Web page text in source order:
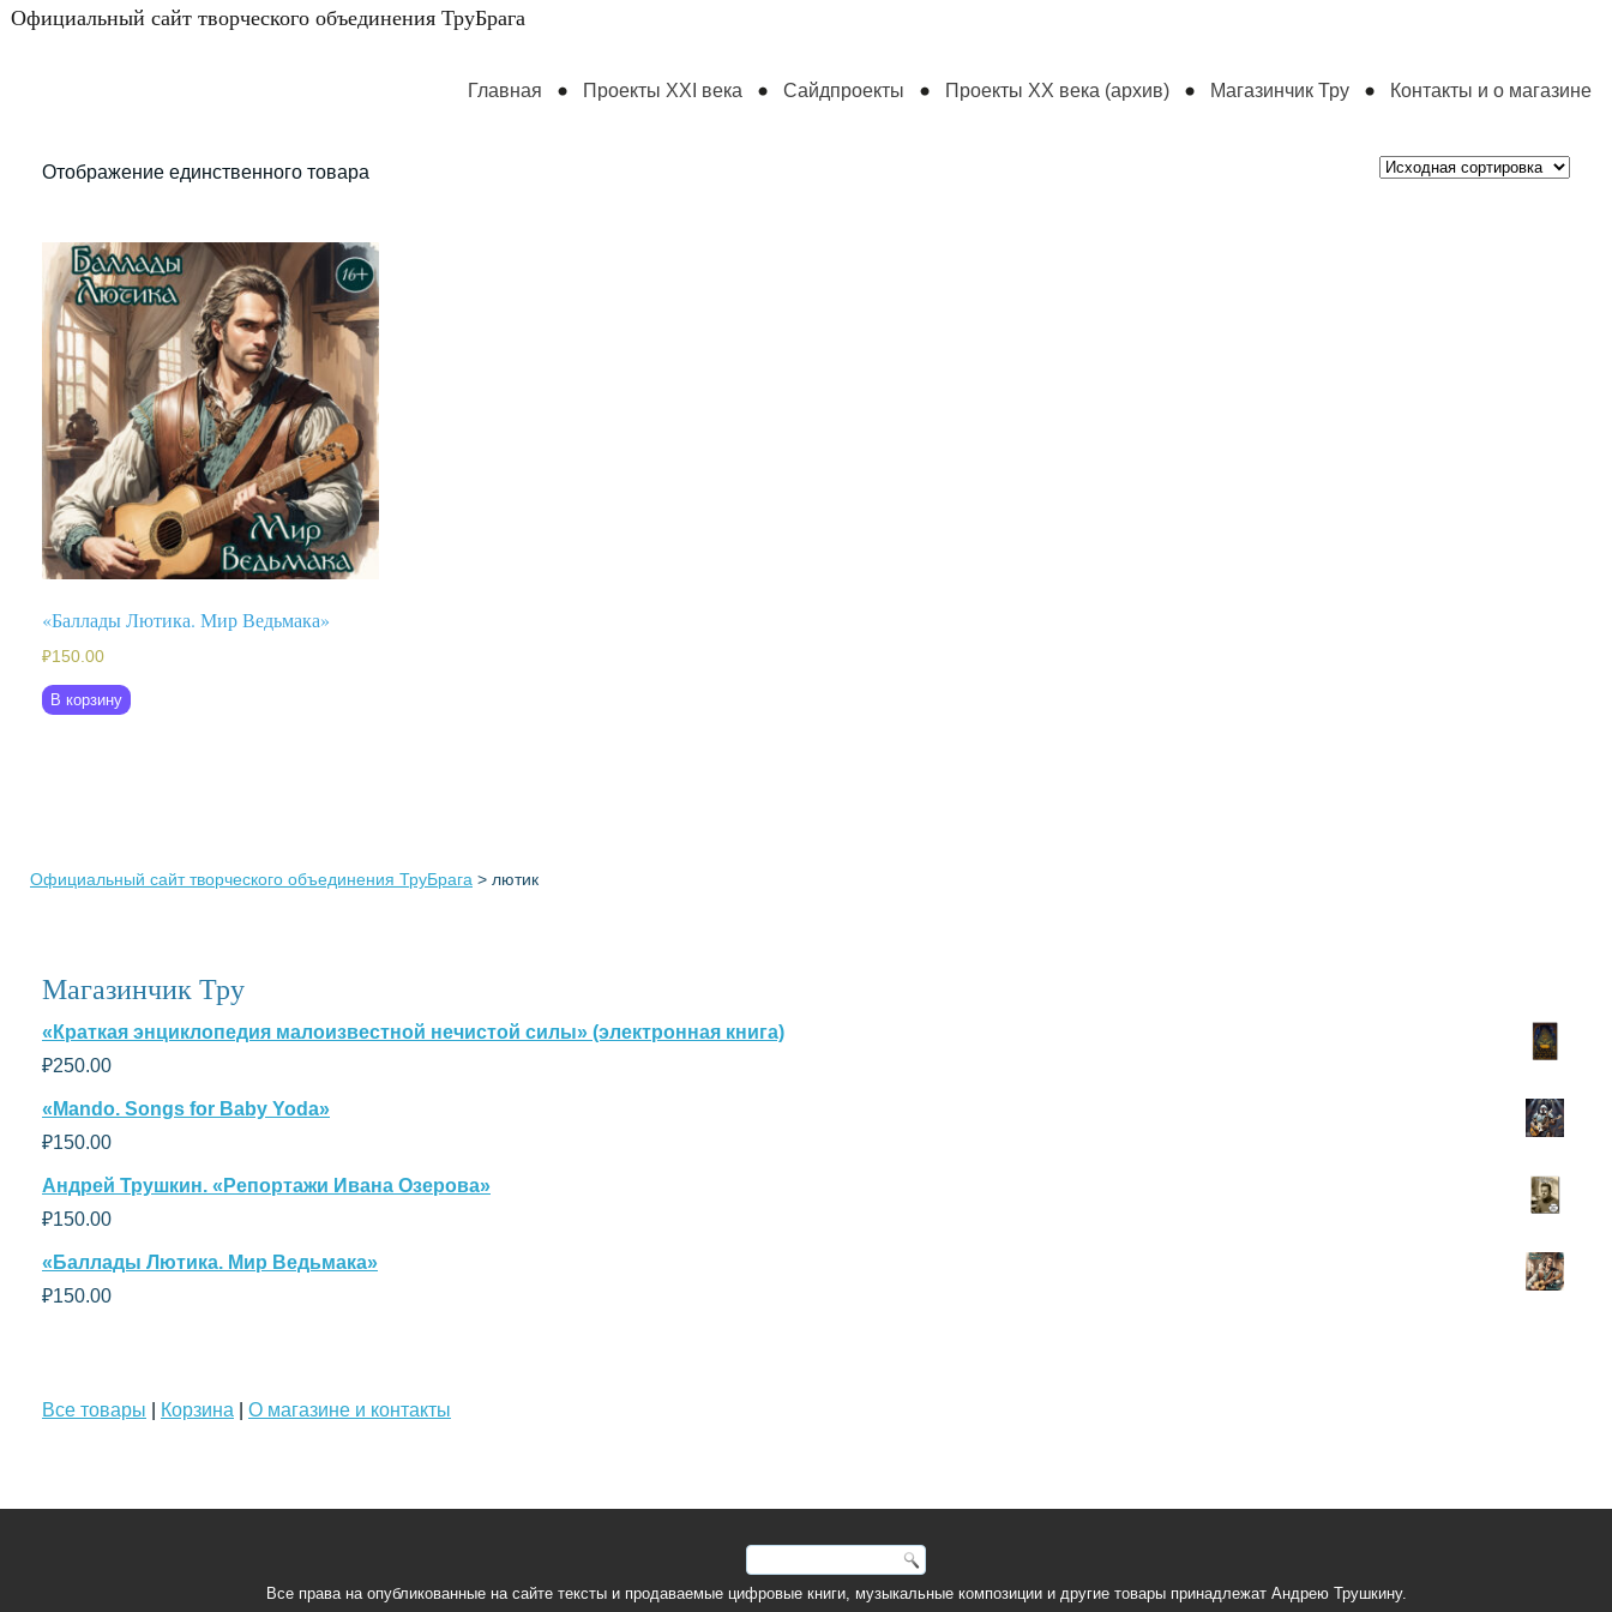
Официальный сайт творческого объединения ТруБрага
Главная Проекты XXI века Сайдпроекты Проекты XX века (архив) Магазинчик Тру Контакты и о магазине
Отображение единственного товара
«Баллады Лютика. Мир Ведьмака»
₽150.00
В корзину
Официальный сайт творческого объединения ТруБрага > лютик
Магазинчик Тру
«Краткая энциклопедия малоизвестной нечистой силы» (электронная книга)
₽250.00
«Mando. Songs for Baby Yoda»
₽150.00
Андрей Трушкин. «Репортажи Ивана Озерова»
₽150.00
«Баллады Лютика. Мир Ведьмака»
₽150.00
Все товары Корзина О магазине и контакты
Все права на опубликованные на сайте тексты и продаваемые цифровые книги, музыкальные композиции и другие товары принадлежат Андрею Трушкину.